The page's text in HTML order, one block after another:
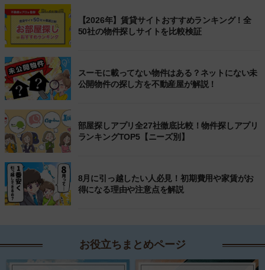
【2026年】賃貸サイトおすすめランキング！全
50社の物件探しサイトを比較検証
スーモに載ってない物件はある？ネットにない未
公開物件の探し方を不動産屋が解説！
部屋探しアプリ全27社徹底比較！物件探しアプリ
ランキングTOP5【ニーズ別】
8月に引っ越したい人必見！初期費用や家賃がお
得になる理由や注意点を解説
お役立ちまとめページ